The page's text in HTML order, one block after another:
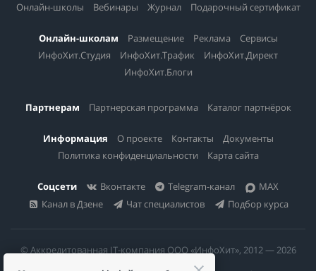
Онлайн-школы
Вебинары Журнал Подарочный сертификат
Онлайн-школам Размещение Реклама
Сервисы
ИнфоХит.Студия
ИнфоХит.Трафик
ИнфоХит.Директ
ИнфоХит.Блоги
Партнерам Партнерская программа Каталог партнёрок
Информация О проекте Контакты
Документы
Политика конфиденциальности
Карта сайта
Соцсети Вконтакте Telegram-канал
MAX
Канал в Дзене
Чат специалистов Подбор курса
© Аккредитованная IT-компания ООО «ИнфоХит», 2012 — 2026